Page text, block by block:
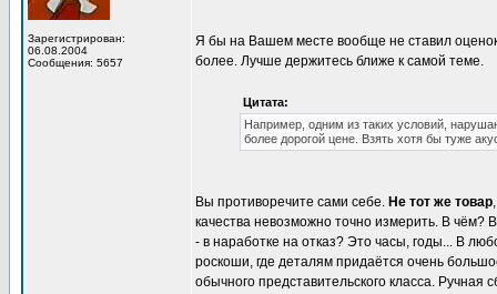
Зарегистрирован:
06.08.2004
Сообщения: 5657
Я бы на Вашем месте вообще не ставил
более. Лучше держитесь ближе к самой теме.
Цитата:
Например, одним из таких условий,
более дорогой цене. Взять хотя бы туже
Вы противоречите сами себе. Не тот же товар
качества невозможно точно измерить. В
- в наработке на отказ? Это часы, годы... В
роскоши, где деталям придаётся очень
обычного представительского класса.